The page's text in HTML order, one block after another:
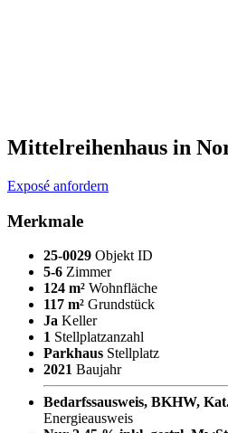
Mittelreihenhaus in
Exposé anfordern
Merkmale
25-0029 Objekt ID
5-6 Zimmer
124 m² Wohnfläche
117 m² Grundstück
Ja Keller
1 Stellplatzanzahl
Parkhaus Stellplatz
2021 Baujahr
Bedarfssausweis, BKHW,
Energieausweis